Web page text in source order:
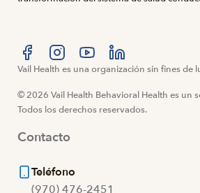
Visítanos en Facebook
Visítanos en Instagram
Visítanos en YouTube
Visítanos en
Vail Health es una organización sin fines de
© 2026 Vail Health Behavioral Health es un
Todos los derechos reservados.
Contacto
Teléfono
(970) 476-2451